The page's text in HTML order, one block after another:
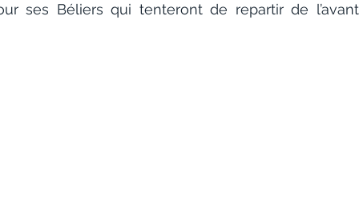
ses Béliers qui tenteront de repartir de